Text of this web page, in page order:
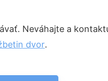
Neváhajte a
dvor.